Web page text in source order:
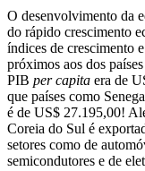
O desenvolvimento da
do rápido crescimento
índices de crescimento
próximos aos dos
PIB per capita era de
que países como
é de US$ 27.195,00!
Coreia do Sul é
setores como de
semicondutores e de